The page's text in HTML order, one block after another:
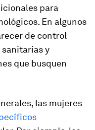
para
En algunos
de control
sanitarias y
que busquen
las mujeres